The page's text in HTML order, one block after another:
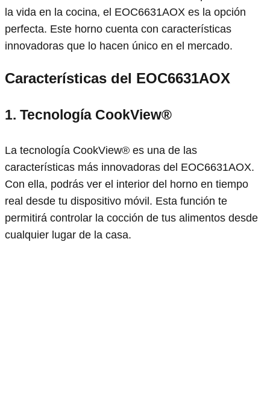
la vida en la cocina, el EOC6631AOX es la opción
perfecta. Este horno cuenta con características
innovadoras que lo hacen único en el mercado.
Características del EOC6631AOX
1. Tecnología CookView®
La tecnología CookView® es una de las
características más innovadoras del EOC6631AOX.
Con ella, podrás ver el interior del horno en tiempo
real desde tu dispositivo móvil. Esta función te
permitirá controlar la cocción de tus alimentos desde
cualquier lugar de la casa.